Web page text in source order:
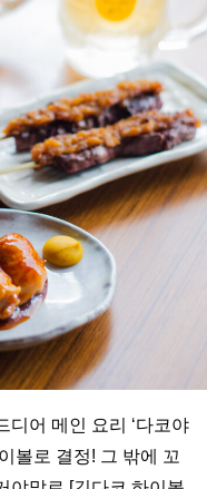
디어 메인 요리 ‘다코야
볼로 결정! 그 밖에 꼬